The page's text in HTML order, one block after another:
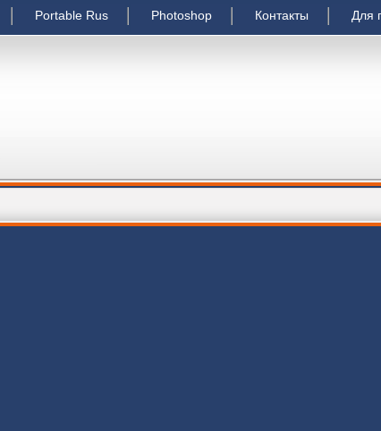
Portable Rus Photoshop Контакты Для